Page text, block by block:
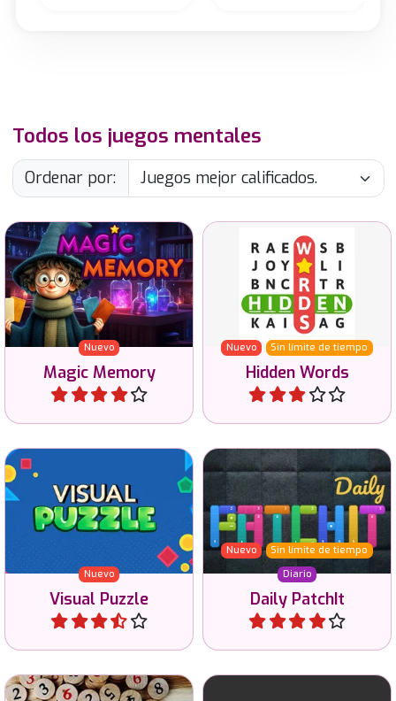
Todos los juegos mentales
Ordenar por:
Nuevo
Magic Memory
Encuentra rápidamente los
objetos mágicos ocultos en
este juego de «Magic
Memory».
Jugar
Nuevo Sin límite de tiempo
Hidden Words
Encuentra las palabras
ocultas en esta sopa de
letras.
Jugar
Nuevo
Visual Puzzle
Encuentra la vista 2D de
una figura 3D o viceversa.
Jugar
Nuevo
Sin límite de tiempo
Diario
Daily PatchIt
Juego diario de puzles
lógicos con Patches, en 6
tamaños y 3 niveles de
dificultad.
Jugar